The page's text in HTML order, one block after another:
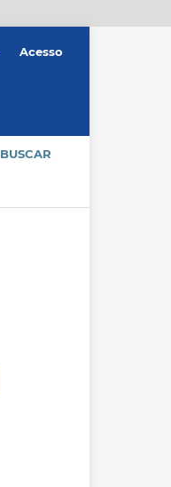
BUSCAR
Acesso